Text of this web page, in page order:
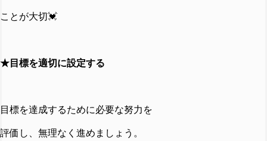
ことが大切💓
★目標を適切に設定する
目標を達成するために必要な努力を
評価し、無理なく進めましょう。